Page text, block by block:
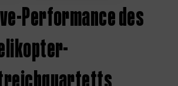
Performance des